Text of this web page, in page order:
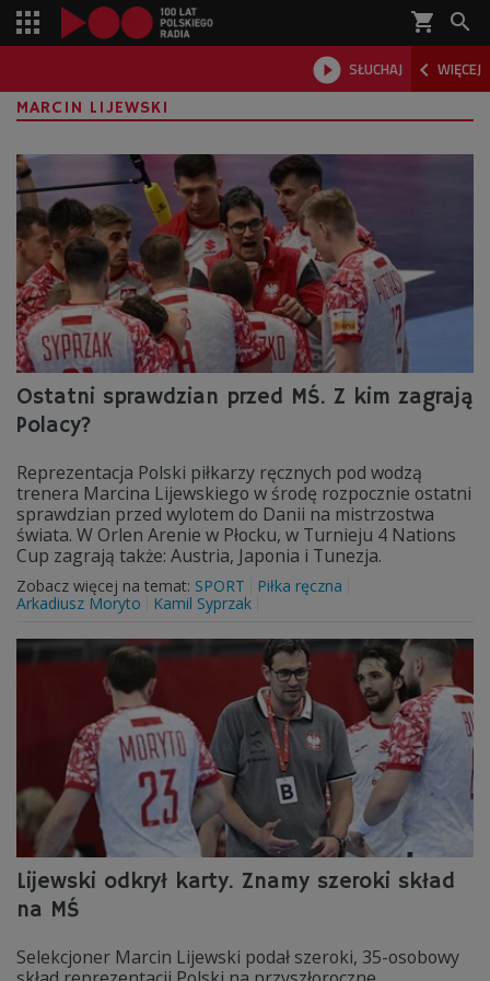
shopping_cart 
 SŁUCHAJ  WIĘCEJ

MARCIN LIJEWSKI
Ostatni sprawdzian przed MŚ. Z kim zagrają
Polacy?
Reprezentacja Polski piłkarzy ręcznych pod wodzą
trenera Marcina Lijewskiego w środę rozpocznie ostatni
sprawdzian przed wylotem do Danii na mistrzostwa
świata. W Orlen Arenie w Płocku, w Turnieju 4 Nations
Cup zagrają także: Austria, Japonia i Tunezja.
Zobacz więcej na temat: SPORT
Piłka ręczna
Arkadiusz Moryto
Kamil Syprzak
Lijewski odkrył karty. Znamy szeroki skład
na MŚ
Selekcjoner Marcin Lijewski podał szeroki, 35-osobowy